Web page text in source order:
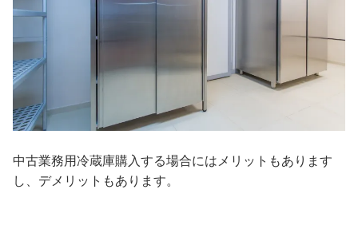
中古業務用冷蔵庫購入する場合にはメリットもあります
し、デメリットもあります。